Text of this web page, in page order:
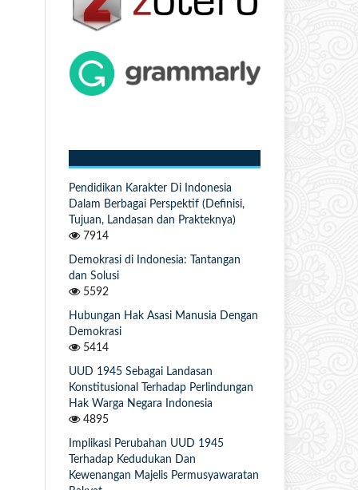
Pendidikan Karakter Di Indonesia
Dalam Berbagai Perspektif (Definisi,
Tujuan, Landasan dan Prakteknya)
7914
Demokrasi di Indonesia: Tantangan
dan Solusi
5592
Hubungan Hak Asasi Manusia Dengan
Demokrasi
5414
UUD 1945 Sebagai Landasan
Konstitusional Terhadap Perlindungan
Hak Warga Negara Indonesia
4895
Implikasi Perubahan UUD 1945
Terhadap Kedudukan Dan
Kewenangan Majelis Permusyawaratan